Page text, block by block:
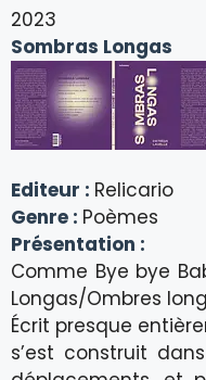
2023
Sombras Longas
Editeur : Relicario
Genre : Poèmes
Présentation :
Comme Bye bye
Longas/Ombres
Écrit presque
s’est construit